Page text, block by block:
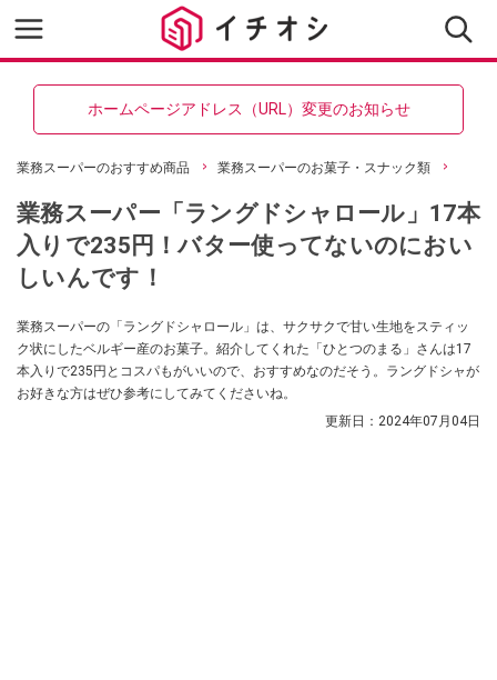
ホームページアドレス（URL）変更のお知らせ
業務スーパーのおすすめ商品 業務スーパーのお菓子・スナック類
業務スーパー「ラングドシャロール」17本
入りで235円！バター使ってないのにおい
しいんです！
業務スーパーの「ラングドシャロール」は、サクサクで甘い生地をスティッ
ク状にしたベルギー産のお菓子。紹介してくれた「ひとつのまる」さんは17
本入りで235円とコスパもがいいので、おすすめなのだそう。ラングドシャが
お好きな方はぜひ参考にしてみてくださいね。
更新日： 2024年07月04日